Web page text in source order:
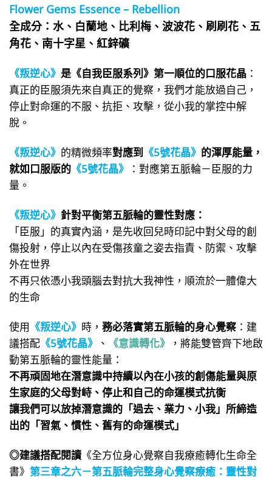
Flower Gems Essence – Rebellion
全成分：水、白蘭地、比利梅、波波花、刷刷花、五
角花、南十字星、紅鋅礦
《叛逆心》 是《自我臣服系列》第一順位的口服花晶 ：
真正的臣服須先來自真正的覺察，我們才能放過自己，
停止對命運的不服、抗拒、攻擊，從小我的掌控中解
脫。
《叛逆心》 的精微頻率對應到 《5號花晶》 的渾厚能量，
就如口服版的 《5號花晶》
：對應第五脈輪－臣服的力
量。
《叛逆心》 針對平衡第五脈輪的靈性對應：
「臣服」的真實內涵，是先收回兒時印記中對父母的創
傷投射，停止以內在受傷孩童之姿去指責、防禦、攻擊
外在世界
不再只依憑小我頭腦去對抗大我神性，順流於一體偉大
的生命
使用 《叛逆心》 時， 務必落實第五脈輪的身心覺察 ：建
議搭配 《5號花晶》 、 《意識轉化》 ，將能雙管齊下地啟
動第五脈輪的靈性能量：
不再頑固地在潛意識中持續以內在小孩的創傷能量與原
生家庭的父母對峙、停止和自己的命運模式抗衡
讓我們可以放掉潛意識的「過去、業力、小我」所締造
出的「習氣、慣性、舊有的命運模式」
◎建議搭配閱讀 《全方位身心覺察自我療癒轉化生命全
書》 第三章之六－第五脈輪完整身心覺察療癒：靈性對